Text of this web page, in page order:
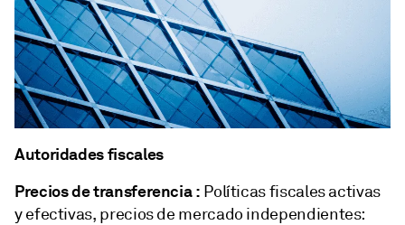
Autoridades fiscales
Precios de transferencia : Políticas fiscales activas
y efectivas, precios de mercado independientes: